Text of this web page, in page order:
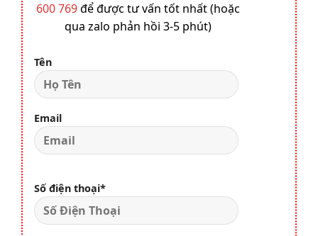
600 769để được tư vấn tốt nhất (hoặc
qua zalo phản hồi 3-5 phút)
Tên
Email
Số điện thoại*